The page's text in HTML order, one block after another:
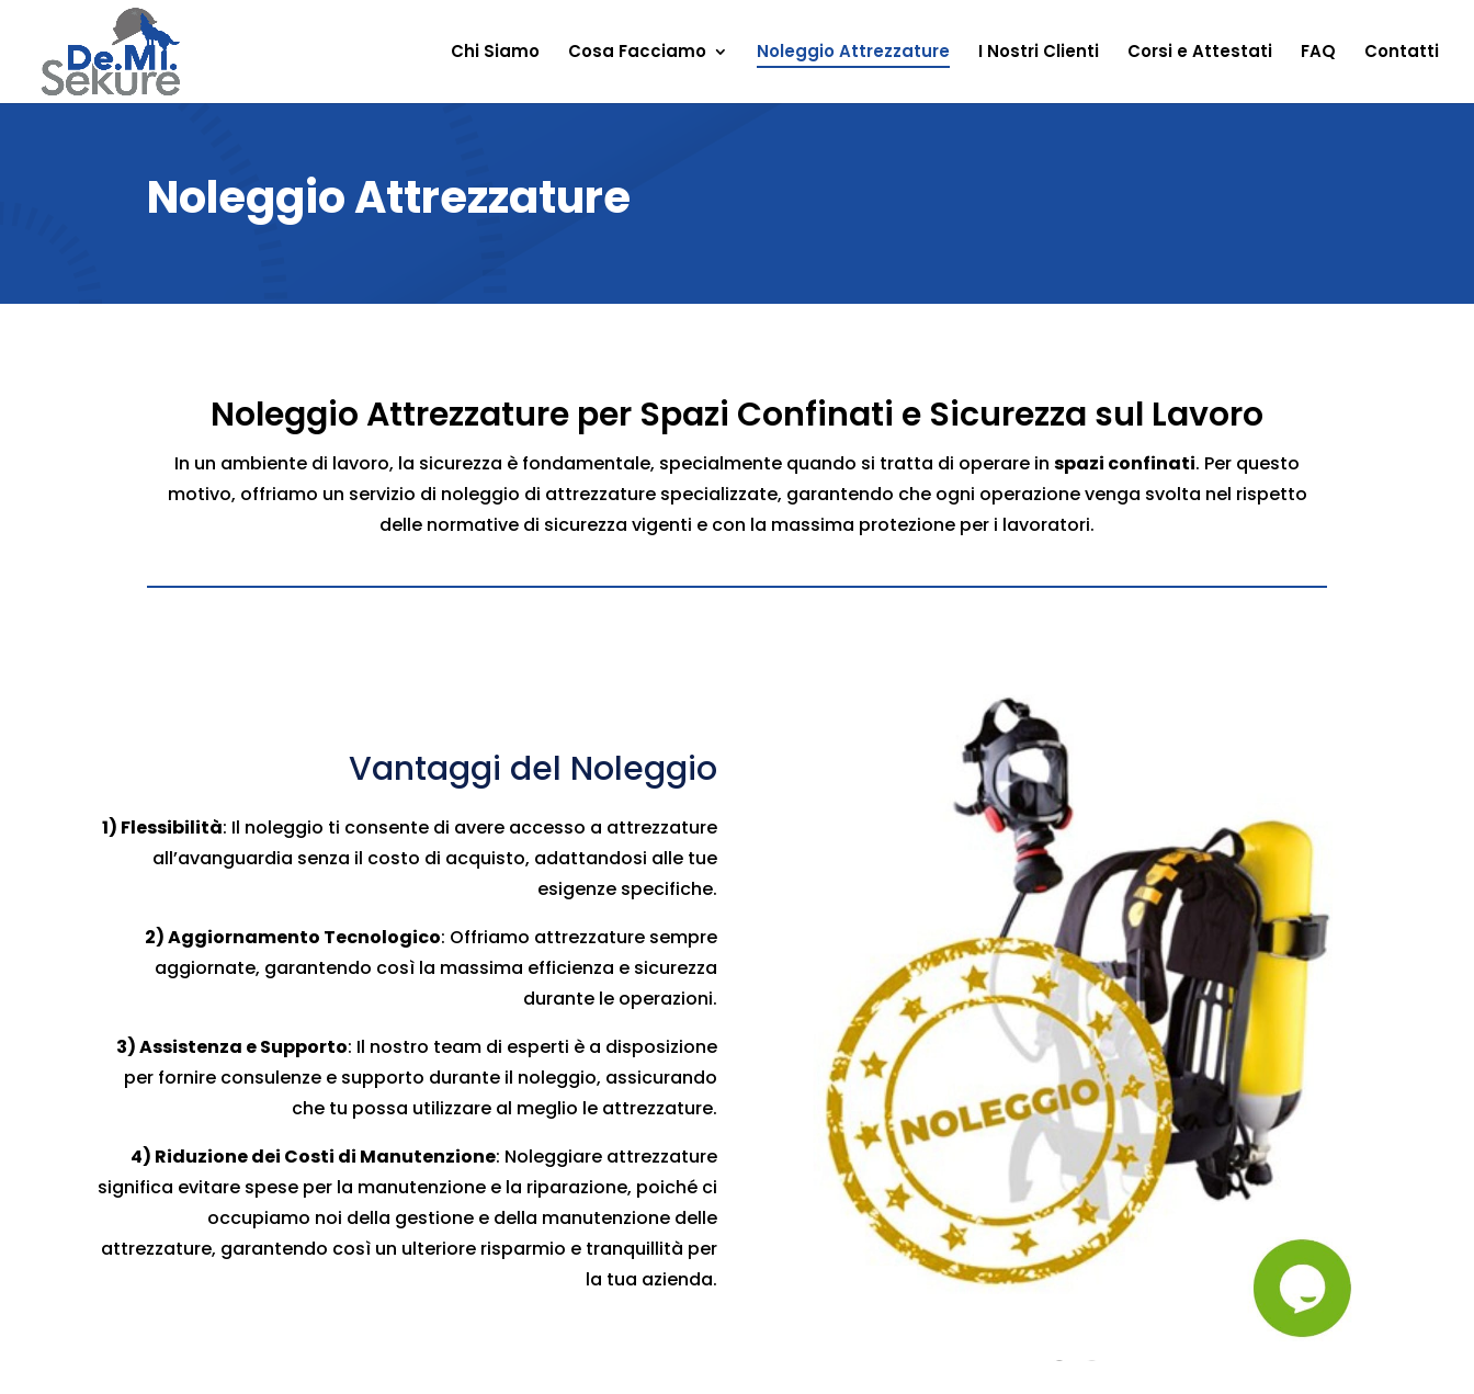
Chi Siamo Cosa Facciamo Noleggio Attrezzature I Nostri Clienti Corsi e Attestati FAQ Contatti
Noleggio Attrezzature
Noleggio Attrezzature per Spazi Confinati e Sicurezza sul Lavoro
In un ambiente di lavoro, la sicurezza è fondamentale, specialmente quando si tratta di operare in spazi confinati. Per questo
motivo, offriamo un servizio di noleggio di attrezzature specializzate, garantendo che ogni operazione venga svolta nel rispetto
delle normative di sicurezza vigenti e con la massima protezione per i lavoratori.
Vantaggi del Noleggio
1) Flessibilità: Il noleggio ti consente di avere accesso a attrezzature
all’avanguardia senza il costo di acquisto, adattandosi alle tue
esigenze specifiche.
2) Aggiornamento Tecnologico: Offriamo attrezzature sempre
aggiornate, garantendo così la massima efficienza e sicurezza
durante le operazioni.
3) Assistenza e Supporto: Il nostro team di esperti è a disposizione
per fornire consulenze e supporto durante il noleggio, assicurando
che tu possa utilizzare al meglio le attrezzature.
4) Riduzione dei Costi di Manutenzione: Noleggiare attrezzature
significa evitare spese per la manutenzione e la riparazione, poiché ci
occupiamo noi della gestione e della manutenzione delle
attrezzature, garantendo così un ulteriore risparmio e tranquillità per
la tua azienda.